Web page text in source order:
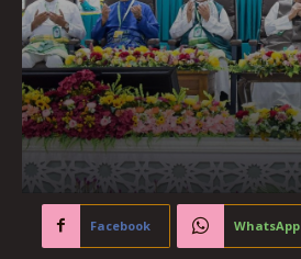
Facebook WhatsApp